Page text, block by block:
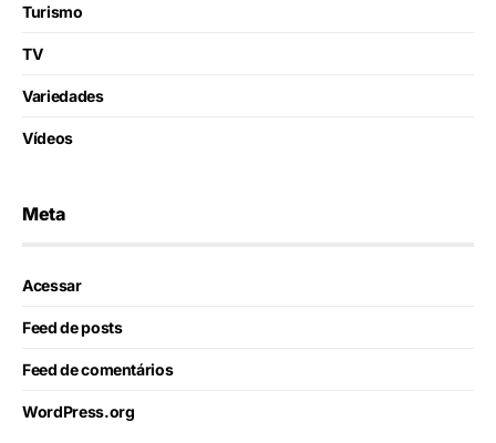
Turismo
TV
Variedades
Vídeos
Meta
Acessar
Feed de posts
Feed de comentários
WordPress.org